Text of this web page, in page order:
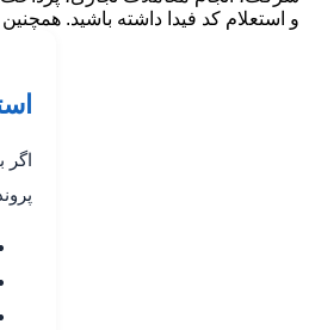
و استعلام کد فیدا داشته باشید.
اگر